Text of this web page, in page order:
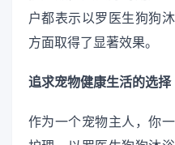
户都表示以罗医生狗狗
方面取得了显著效果。
追求宠物健康生活的选择
作为一个宠物主人，你